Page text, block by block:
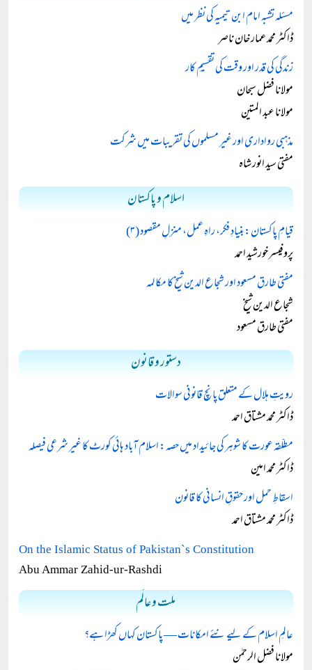
مسئلہ تشبہ امام ابن تیمیہ کی نظر میں
ڈاکٹر محمد عمار خان ناصر
زندگی کی قدر اور وقت کی تقسیمِ کار
مولانا فضل سبحان
مولانا عبد المتین
مذہبی رواداری اور غیر مسلموں کی تقریبات میں شرکت
مفتی سید انور شاہ
اسلام و پاکستان
قیامِ پاکستان: بنیادِ فکر، راہِ عمل، منزلِ مقصود (۳)
پروفیسر خورشید احمد
مفتی طارق مسعود اور شجاع الدین شیخ کا مکالمہ
شجاع الدین شیخ
مفتی طارق مسعود
دستور و قانون
رویتِ ہلال کے متعلق پانچ قانونی سوالات
ڈاکٹر محمد مشتاق احمد
مطلّقہ عورت کا شوہر کی جائیداد میں حصہ: اسلام آباد ہائی کورٹ کا غیر شرعی فیصلہ
ڈاکٹر محمد امین
اسقاطِ حمل اور حقوقِ انسانی کا قانون
ڈاکٹر محمد مشتاق احمد
On the Islamic Status of Pakistan`s Constitution
Abu Ammar Zahid-ur-Rashdi
ملت و عالَم
عالمِ اسلام کے لیے نئے امکانات — پاکستان کہاں کھڑا ہے؟
مولانا فضل الرحمٰن